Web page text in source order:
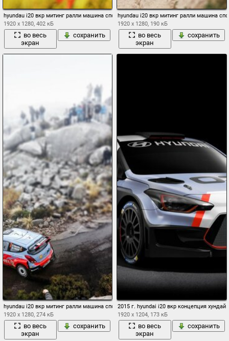
hyundau i20 вкр митинг ралли машина спорт занос пыль день авто гонка скорость
1920 x 1280, 402 кБ
во весь
экран
сохранить
hyundau i20 вкр митинг ралли машина
1920 x 1280, 190 кБ
во весь
экран
сохранить
hyundau i20 вкр митинг ралли машина спорт занос туман скалы люди скорость авто
1920 x 1280, 274 кБ
во весь
экран
сохранить
2015 г. hyundai i20 вкр концепция хундай
1920 x 1204, 173 кБ
во весь
экран
сохранить